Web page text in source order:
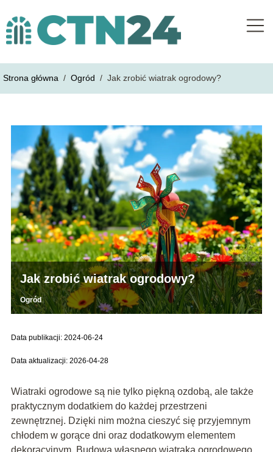
Strona główna / Ogród / Jak zrobić wiatrak ogrodowy?
Jak zrobić wiatrak ogrodowy?
Ogród
Data publikacji: 2024-06-24
Data aktualizacji: 2026-04-28
Wiatraki ogrodowe są nie tylko piękną ozdobą, ale także
praktycznym dodatkiem do każdej przestrzeni
zewnętrznej. Dzięki nim można cieszyć się przyjemnym
chłodem w gorące dni oraz dodatkowym elementem
dekoracyjnym. Budowa własnego wiatraka ogrodowego